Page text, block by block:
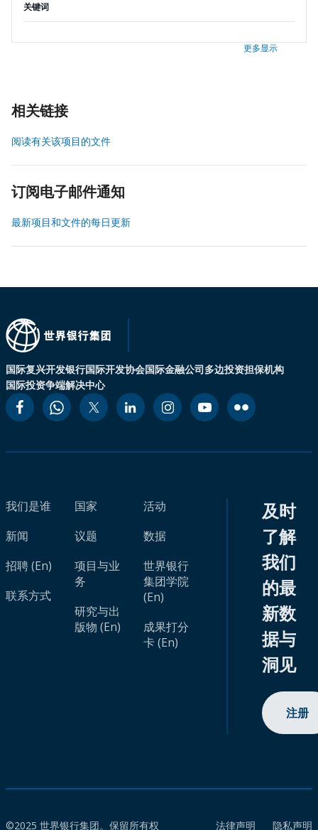
关键词
更多显示
相关链接
阅读有关该项目的文件
订阅电子邮件通知
最新项目和文件的每日更新
国际复兴开发银行国际开发协会国际金融公司多边投资担保机构
国际投资争端解决中心
我们是谁
新闻
招聘 (En)
联系方式
国家
议题
项目与业
务
研究与出
版物 (En)
活动
数据
世界银行
集团学院
(En)
成果打分
卡 (En)
及时
了解
我们
的最
新数
据与
洞见
注册
©2025 世界银行集团。保留所有权 法律声明 隐私声明